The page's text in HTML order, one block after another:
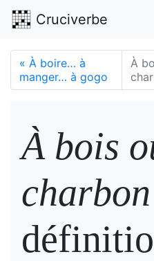
Cruciverbe
« À boire… à
manger… à gogo
À
À bois
charbon